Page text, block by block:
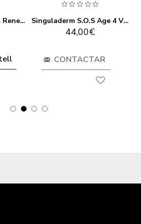
Singuladerm Retinal Renewal 0.3% GF & Peptide Sérum 30ml Singuladerm S.O.S Age 4 Vials X 10,5ml
44,00€
CONTACTAR